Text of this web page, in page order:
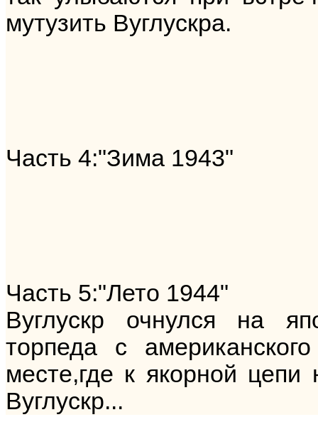
мутузить Вуглускра.
Часть 4:"Зима 1943"
Часть 5:"Лето 1944"
Вуглускр очнулся на
торпеда с
месте,где к якорной
Вуглускр...